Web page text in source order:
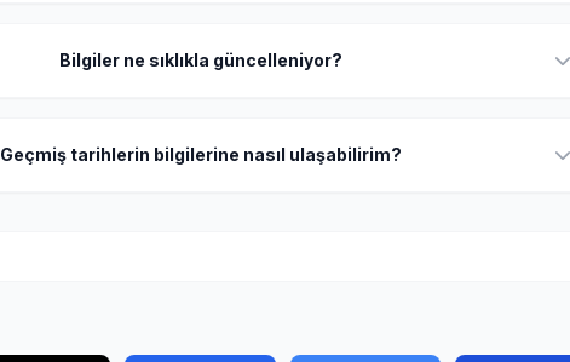
Bilgiler ne sıklıkla güncelleniyor?
Geçmiş tarihlerin bilgilerine nasıl ulaşabilirim?